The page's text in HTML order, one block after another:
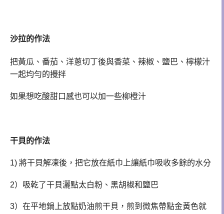
沙拉的作法
把黃瓜 、 番茄 、 洋蔥切丁後與香菜 、 辣椒 、 鹽巴 、 檸檬汁
一起均勻的攪拌
如果想吃酸甜口感也可以加一些柳橙汁
干貝的作法
1) 將干貝解凍後，把它放在紙巾上讓紙巾吸收多餘的水分
2）吸乾了干貝灑點太白粉、黑胡椒和鹽巴
3）在平地鍋上放點奶油煎干貝， 煎到微焦帶點金黃色就